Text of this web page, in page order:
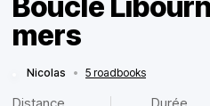
mers
Nicolas • 5 roadbooks